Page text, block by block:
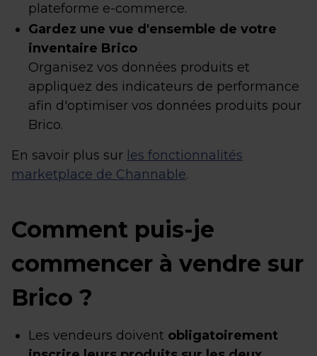
plateforme e-commerce.
Gardez une vue d'ensemble de votre
inventaire Brico
Organisez vos données produits et
appliquez des indicateurs de performance
afin d'optimiser vos données produits pour
Brico.
En savoir plus sur les fonctionnalités
marketplace de Channable.
Comment puis-je
commencer à vendre sur
Brico ?
Les vendeurs doivent obligatoirement